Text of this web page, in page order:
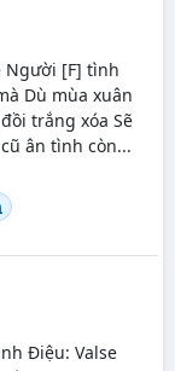
Người [F] tình
Dù mùa xuân
trắng xóa Sẽ
ân tình còn...
Điệu: Valse